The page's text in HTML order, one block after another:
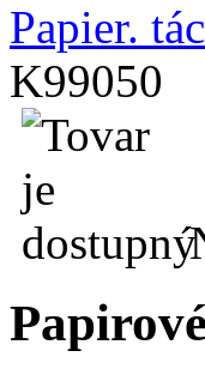
Papier.
K99050